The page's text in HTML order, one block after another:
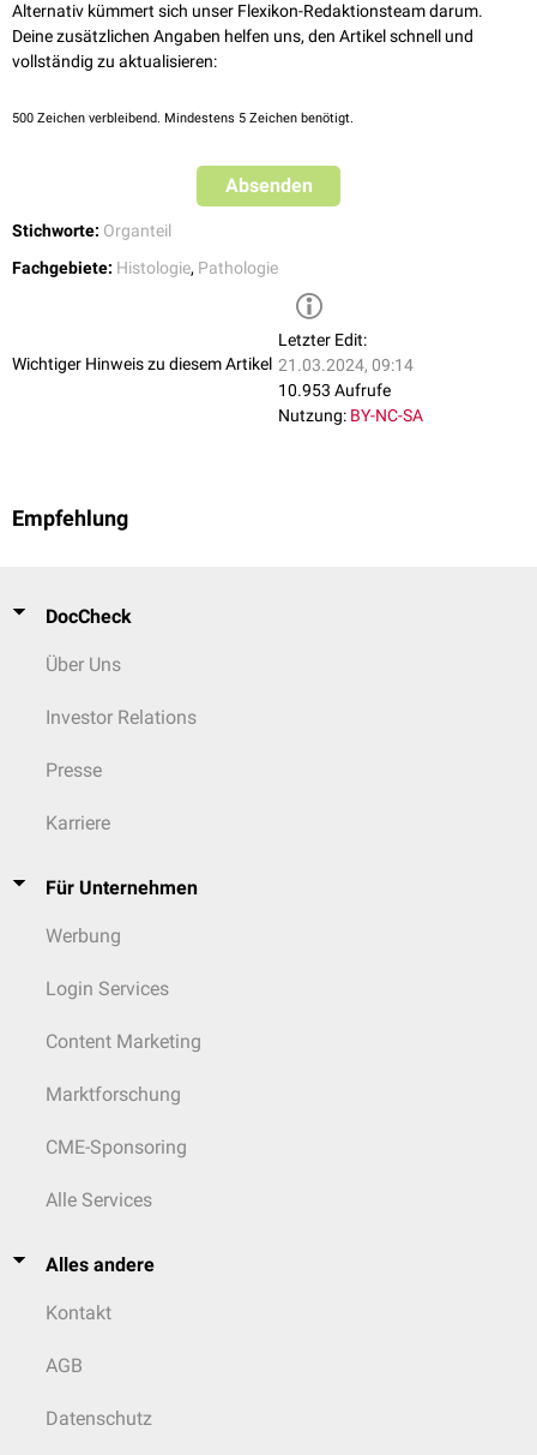
Alternativ kümmert sich unser Flexikon-Redaktionsteam darum.
Deine zusätzlichen Angaben helfen uns, den Artikel schnell und
vollständig zu aktualisieren:
500 Zeichen verbleibend. Mindestens 5 Zeichen benötigt.
Absenden
Stichworte: Organteil
Fachgebiete: Histologie, Pathologie
Wichtiger Hinweis zu diesem Artikel
Letzter Edit:
21.03.2024, 09:14
10.953 Aufrufe
Nutzung: BY-NC-SA
Empfehlung
DocCheck
Über Uns
Investor Relations
Presse
Karriere
Für Unternehmen
Werbung
Login Services
Content Marketing
Marktforschung
CME-Sponsoring
Alle Services
Alles andere
Kontakt
AGB
Datenschutz